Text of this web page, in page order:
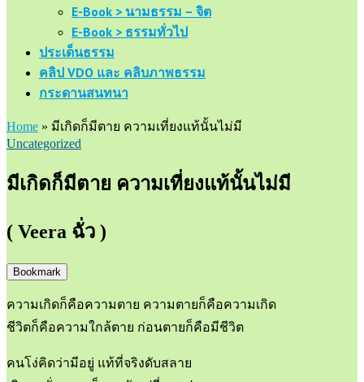
E-Book > นามธรรม – จิต
E-Book > ธรรมทั่วไป
ประเด็นธรรม
คลิป VDO และ คลิบภาพธรรม
กระดานสนทนา
Home » มีเกิดก็มีตาย ความเที่ยงแท้นั้นไม่มี
Uncategorized
มีเกิดก็มีตาย ความเที่ยงแท้นั้นไม่มี
( Veera ฉั่ว )
Bookmark
ความเกิดก็คือความตาย ความตายก็คือความเกิด
ชีวิตก็คือความใกล้ตาย ก่อนตายก็คือมีชีวิต
คนโง่คิดว่ามีอยู่ แท้ที่จริงดับสลาย